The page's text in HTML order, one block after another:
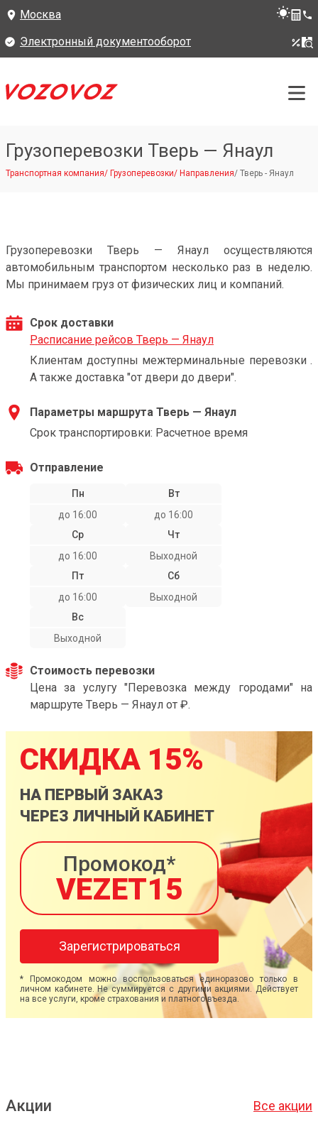
Москва
Электронный документооборот
Грузоперевозки Тверь — Янаул
Транспортная компания/ Грузоперевозки/ Направления/ Тверь - Янаул
Грузоперевозки Тверь — Янаул осуществляются
автомобильным транспортом несколько раз в неделю.
Мы принимаем груз от физических лиц и компаний.
Срок доставки
Расписание рейсов Тверь — Янаул
Клиентам доступны межтерминальные перевозки .
А также доставка "от двери до двери".
Параметры маршрута Тверь — Янаул
Срок транспортировки: Расчетное время
Отправление
Пн
до 16:00
Вт
до 16:00
Ср
до 16:00
Чт
Выходной
Пт
до 16:00
Сб
Выходной
Вс
Выходной
Стоимость перевозки
Цена за услугу "Перевозка между городами" на
маршруте Тверь — Янаул от ₽.
СКИДКА 15%
НА ПЕРВЫЙ ЗАКАЗ
ЧЕРЕЗ ЛИЧНЫЙ КАБИНЕТ
Промокод*
VEZET15
Зарегистрироваться
* Промокодом можно воспользоваться единоразово только в
личном кабинете. Не суммируется с другими акциями. Действует
на все услуги, кроме страхования и платного въезда.
Акции Все акции